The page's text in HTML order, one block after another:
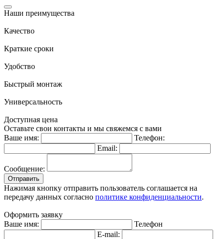
Наши преимущества
Качество
Краткие сроки
Удобство
Быстрый монтаж
Универсальность
Доступная цена
Оставьте свои контакты и мы свяжемся с вами
Ваше имя:
Телефон:
Email:
Сообщение:
Отправить
Нажимая кнопку отправить пользователь соглашается на
передачу данных согласно политике конфиденциальности.
Оформить заявку
Ваше имя:
Телефон
E-mail: